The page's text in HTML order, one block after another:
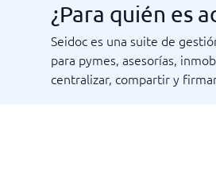
¿Para quién es
Seidoc es una suite de
para pymes, asesorías,
centralizar, compartir y